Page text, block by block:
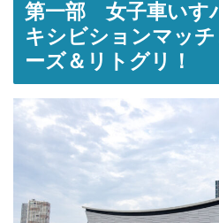
第一部 女子車いす
キシビションマッ
ーズ＆リトグリ！